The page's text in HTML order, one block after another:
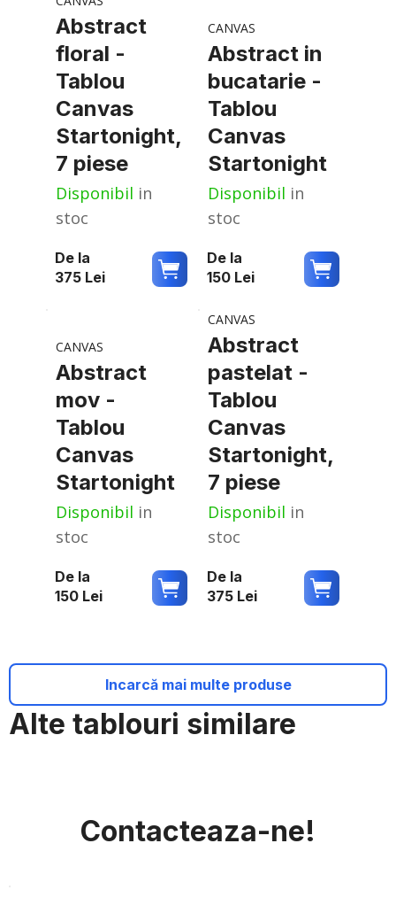
Alte tablouri similare
Abstract
floral -
Tablou
Canvas
Startonight,
7 piese
Disponibil in
stoc
De la
375 Lei
CANVAS
Abstract in
bucatarie -
Tablou
Canvas
Startonight
Disponibil in
stoc
De la
150 Lei
CANVAS
Abstract
mov -
Tablou
Canvas
Startonight
Disponibil in
stoc
De la
150 Lei
CANVAS
Abstract
pastelat -
Tablou
Canvas
Startonight,
7 piese
Disponibil in
stoc
De la
375 Lei
Incarcă mai multe produse
Contacteaza-ne!